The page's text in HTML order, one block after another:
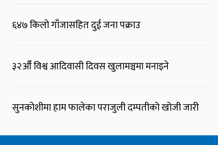
६४७ किलो गाँजासहित दुई जना पक्राउ
३२औँ विश्व आदिवासी दिवस खुलामञ्चमा मनाइने
सुनकोशीमा हाम फालेका पराजुली दम्पतीको खोजी जारी